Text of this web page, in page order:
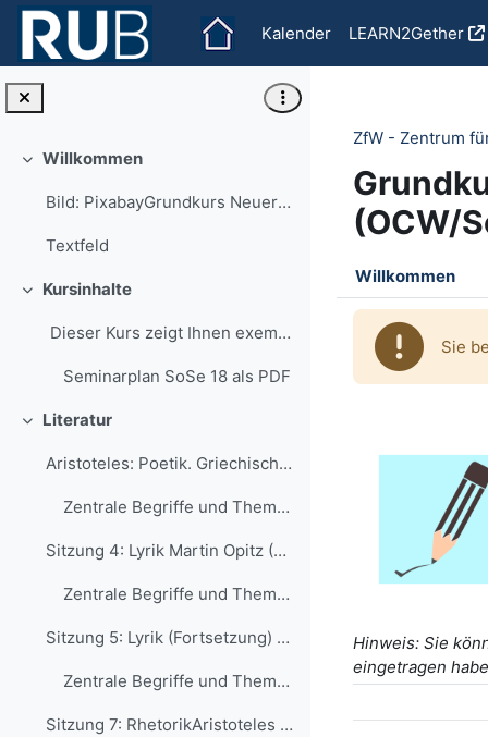
Zum Hauptinhalt
Kalender LEARN2Gether
Einklappen
Willkommen
Bild: PixabayGrundkurs Neuere Deutsche Literaturwi...
Textfeld
Einklappen
Kursinhalte
Dieser Kurs zeigt Ihnen exemplarisch, wie ei...
Seminarplan SoSe 18 als PDF
Einklappen
Literatur
Aristoteles: Poetik. Griechisch/Deutsch. Übers...
Zentrale Begriffe und Themen der Sitzung (zur Orientierunge für die Klausurvorbereitung)_Poetik
Sitzung 4: Lyrik Martin Opitz (1970): Buch ...
Zentrale Begriffe und Themen der Sitzung_Lyrik
Sitzung 5: Lyrik (Fortsetzung) / DramaLyrische Sti...
Zentrale Begriffe und Themen der Sitzung_Drama
Sitzung 7: RhetorikAristoteles (1999): Rhetorik. S...
ZfW - Zentrum
(OCW/
Willkommen
Sie
Hinweis: Sie
eingetragen